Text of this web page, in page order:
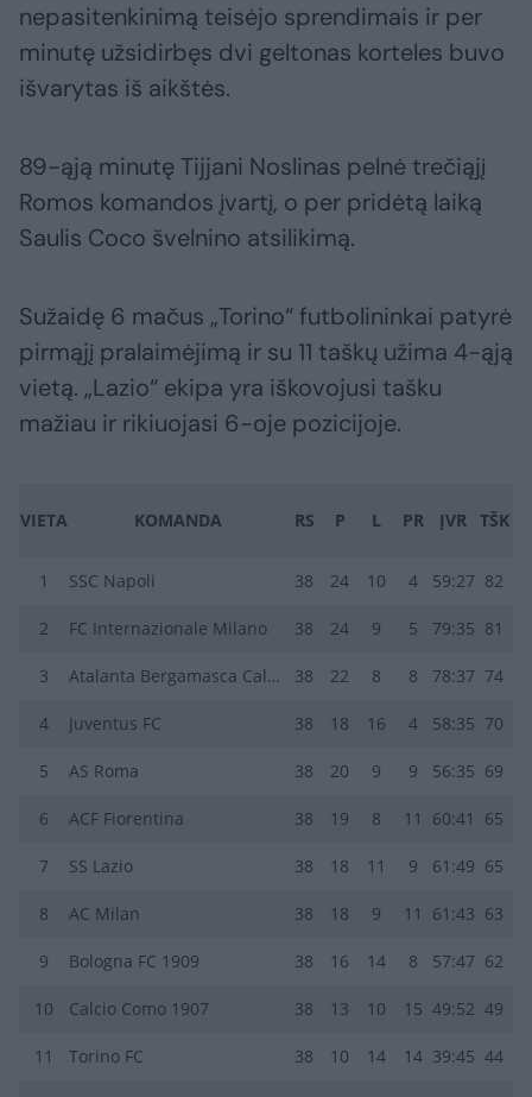
nepasitenkinimą teisėjo sprendimais ir per
minutę užsidirbęs dvi geltonas korteles buvo
išvarytas iš aikštės.
89-ąją minutę Tijjani Noslinas pelnė trečiąjį
Romos komandos įvartį, o per pridėtą laiką
Saulis Coco švelnino atsilikimą.
Sužaidę 6 mačus „Torino“ futbolininkai patyrė
pirmąjį pralaimėjimą ir su 11 taškų užima 4-ąją
vietą. „Lazio“ ekipa yra iškovojusi tašku
mažiau ir rikiuojasi 6-oje pozicijoje.
VIETA KOMANDA RS P L PR ĮVR TŠK
1 SSC Napoli 38 24 10 4 59:27 82
2 FC Internazionale Milano 38 24 9 5 79:35 81
3 Atalanta Bergamasca Calcio 38 22 8 8 78:37 74
4 Juventus FC 38 18 16 4 58:35 70
5 AS Roma 38 20 9 9 56:35 69
6 ACF Fiorentina 38 19 8 11 60:41 65
7 SS Lazio 38 18 11 9 61:49 65
8 AC Milan 38 18 9 11 61:43 63
9 Bologna FC 1909 38 16 14 8 57:47 62
10 Calcio Como 1907 38 13 10 15 49:52 49
11 Torino FC 38 10 14 14 39:45 44